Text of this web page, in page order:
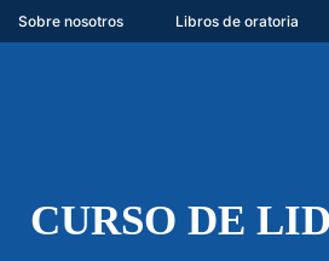
Sobre nosotros Libros de oratoria
CURSO DE